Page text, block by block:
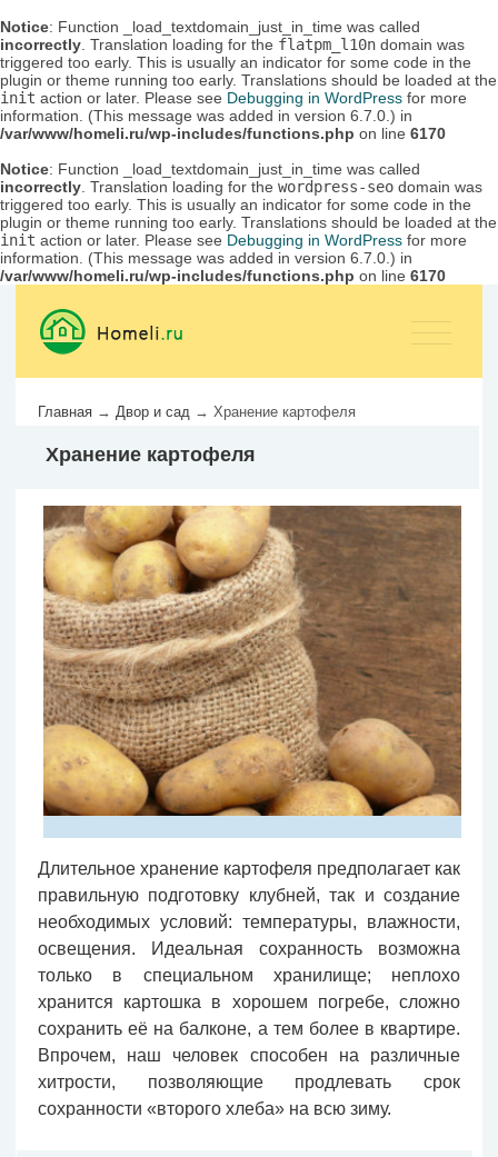
Notice: Function _load_textdomain_just_in_time was called
incorrectly . Translation loading for the flatpm_l10n domain was
triggered too early. This is usually an indicator for some code in the
plugin or theme running too early. Translations should be loaded at the
init action or later. Please see Debugging in WordPress for more
information. (This message was added in version 6.7.0.) in
/var/www/homeli.ru/wp-includes/functions.php on line 6170
Notice: Function _load_textdomain_just_in_time was called
incorrectly . Translation loading for the wordpress-seo domain was
triggered too early. This is usually an indicator for some code in the
plugin or theme running too early. Translations should be loaded at the
init action or later. Please see Debugging in WordPress for more
information. (This message was added in version 6.7.0.) in
/var/www/homeli.ru/wp-includes/functions.php on line 6170
Главная → Двор и сад → Хранение картофеля
Хранение картофеля
Длительное хранение картофеля предполагает как
правильную подготовку клубней, так и создание
необходимых условий: температуры, влажности,
освещения. Идеальная сохранность возможна
только в специальном хранилище; неплохо
хранится картошка в хорошем погребе, сложно
сохранить её на балконе, а тем более в квартире.
Впрочем, наш человек способен на различные
хитрости, позволяющие продлевать срок
сохранности «второго хлеба» на всю зиму.